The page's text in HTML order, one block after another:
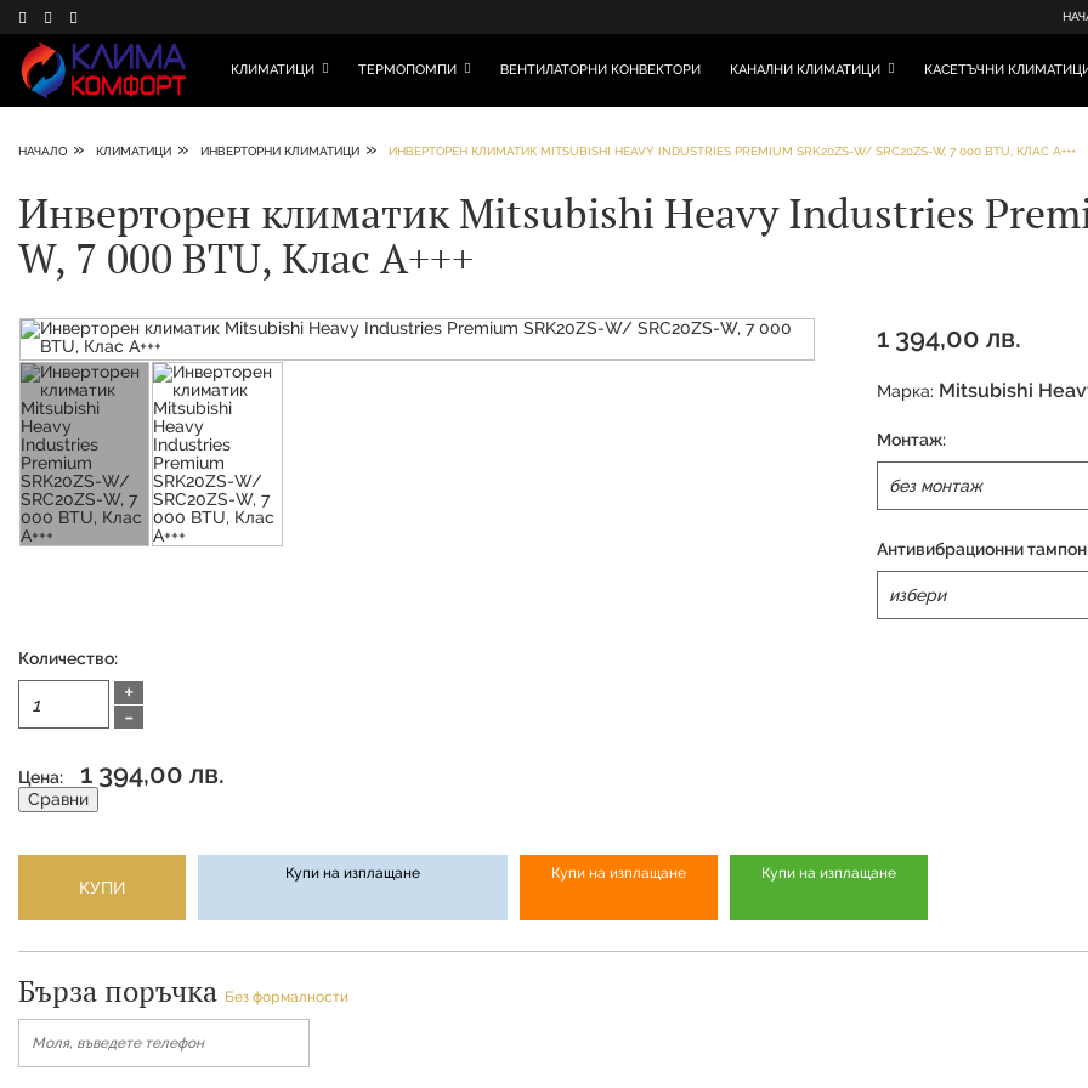
КЛИМАТИЦИ ТЕРМОПОМПИ ВЕНТИЛАТОРНИ КОНВЕКТОРИ КАНАЛНИ КЛИМАТИЦИ КАСЕТЪЧНИ
НАЧАЛО » КЛИМАТИЦИ » ИНВЕРТОРНИ КЛИМАТИЦИ » ИНВЕРТОРЕН КЛИМАТИК MITSUBISHI HEAVY INDUSTRIES PREMIUM SRK20ZS-W/ SRC20ZS-W, 7 000 BTU, КЛАС A+++
Инверторен климатик Mitsubishi Heavy Industries
W, 7 000 BTU, Клас A+++
1 394,00 лв.
Марка: Mitsubishi
Монтаж:
Антивибрационни
Количество:
+
-
Цена: 1 394,00 лв.
Сравни
КУПИ
Купи на изплащане Купи на изплащане Купи на изплащане
Бърза поръчка Без формалности